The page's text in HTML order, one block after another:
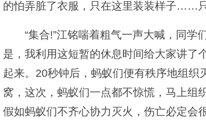
的怕弄脏了衣服，只在这里装装样子……
“集合!”江铭喘着粗气一声大喊，同
是，我利用这短暂的休息时间给大家讲了
起来。20秒钟后，蚂蚁们便有秩序地组
窝，这次，蚂蚁们一点都不惊慌，马上组
假如蚂蚁们不齐心协力灭火，伤亡必定会